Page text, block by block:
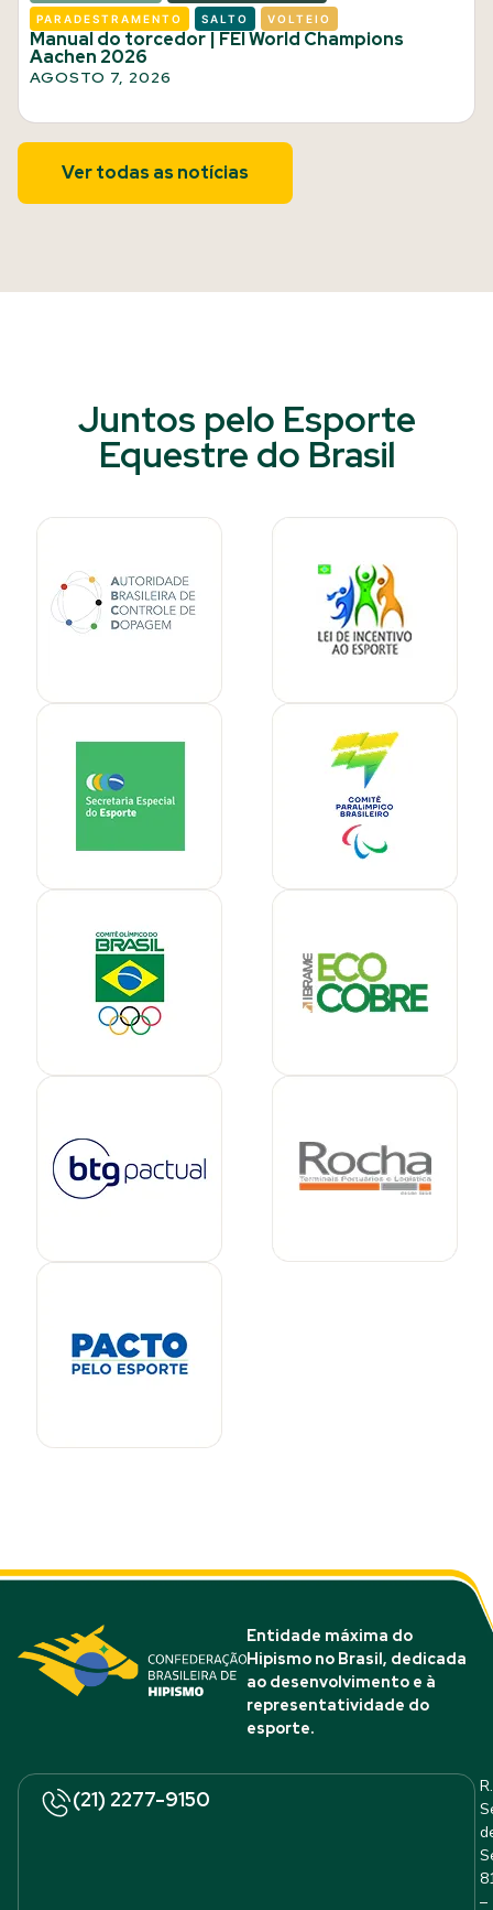
PARADESTRAMENTO SALTO VOLTEIO
Manual do torcedor | FEI World Champions
Aachen 2026
AGOSTO 7, 2026
Ver todas as notícias
Juntos pelo Esporte
Equestre do Brasil​
Entidade máxima do
Hipismo no Brasil, dedicada
ao desenvolvimento e à
representatividade do
esporte.
(21) 2277-9150
R.
–